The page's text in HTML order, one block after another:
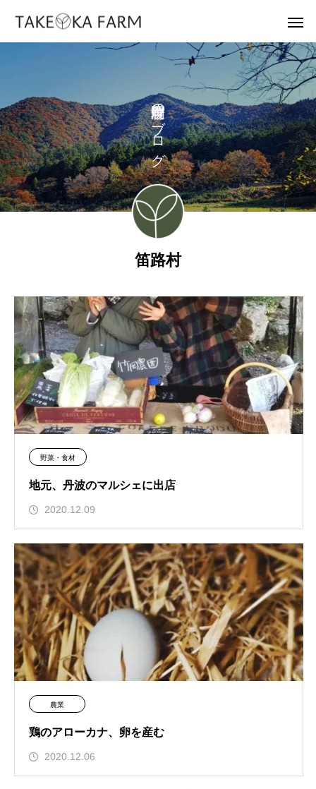
の
ブ
ロ
グ
笛路村
野菜・食材
地元、丹波のマルシェに出店
2020.12.09
農業
鶏のアローカナ、卵を産む
2020.12.06